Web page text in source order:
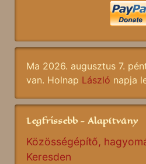
Ma 2026. augusztus 7.
van. Holnap László napja
Legfrissebb - Alapítvány
Közösségépítő,
Keresden